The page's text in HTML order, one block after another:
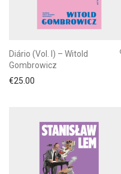
Diário (Vol. I) – Witold
Gombrowicz
€25.00